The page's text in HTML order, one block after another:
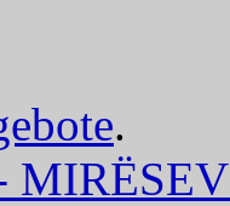
.